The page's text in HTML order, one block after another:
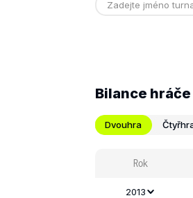
Bilance hráče
Dvouhra
Rok
2013